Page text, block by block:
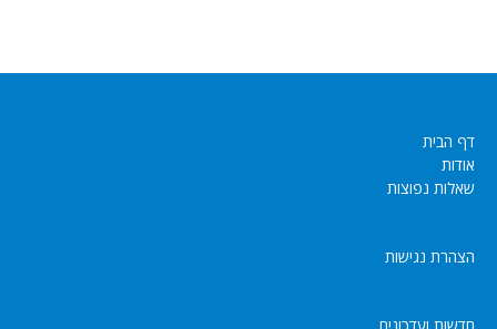
דף הבית
אודות
שאלות נפוצות
הצהרת נגישות